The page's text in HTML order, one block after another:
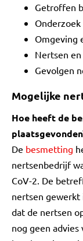
Getroffen
Onderzoek
Omgeving
Nertsen
Gevolgen
Mogelijke
Hoe heeft de
De besmetting
nertsenbedrijf
CoV-2. De
nertsen gewerkt
dat de nertsen
nog geen